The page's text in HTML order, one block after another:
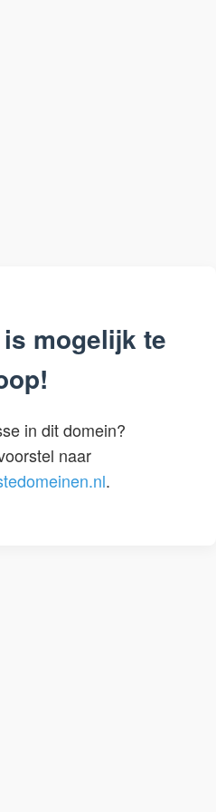
mogelijk te
in dit domein?
naar
.